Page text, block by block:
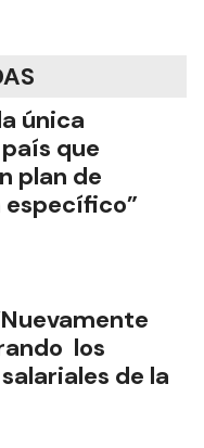
única
que
plan de
los
de la